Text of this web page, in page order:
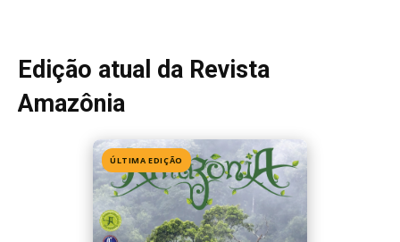
Edição 155· Julho 2026
📖 Ler agora